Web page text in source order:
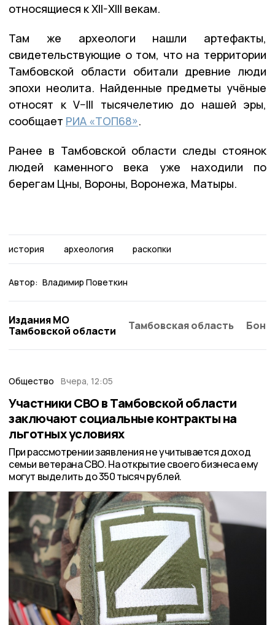
относящиеся к XII-XIII векам.
Там же археологи нашли артефакты,
свидетельствующие о том, что на территории
Тамбовской области обитали древние люди
эпохи неолита. Найденные предметы учёные
относят к V–III тысячелетию до нашей эры,
сообщает РИА «ТОП68».
Ранее в Тамбовской области следы стоянок
людей каменного века уже находили по
берегам Цны, Вороны, Воронежа, Матыры.
история археология раскопки
Автор: Владимир Поветкин
Издания МО
Тамбовской области
Тамбовская область
Общество Вчера, 12:05
Участники СВО в Тамбовской области
заключают социальные контракты на
льготных условиях
При рассмотрении заявления не учитывается доход
семьи ветерана СВО. На открытие своего бизнеса ему
могут выделить до 350 тысяч рублей.